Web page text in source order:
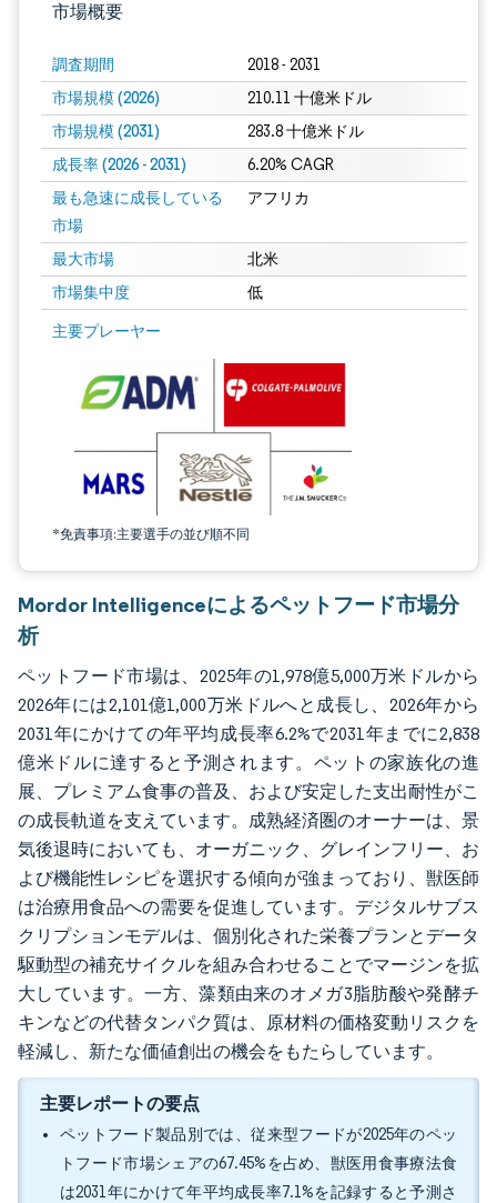
市場概要
調査期間 2018 - 2031
市場規模 (2026) 210.11 十億米ドル
市場規模 (2031) 283.8 十億米ドル
成長率 (2026 - 2031) 6.20% CAGR
最も急速に成長している
市場
アフリカ
最大市場 北米
市場集中度 低
主要プレーヤー
*免責事項:主要選手の並び順不同
画像 © Mordor Intelligence。再利用にはCC BY 4.0の表示が必要です。
Mordor Intelligenceによるペットフード市場分
析
ペットフード市場は、2025年の1,978億5,000万米ドルから
2026年には2,101億1,000万米ドルへと成長し、2026年から
2031年にかけての年平均成長率6.2%で2031年までに2,838
億米ドルに達すると予測されます。ペットの家族化の進
展、プレミアム食事の普及、および安定した支出耐性がこ
の成長軌道を支えています。成熟経済圏のオーナーは、景
気後退時においても、オーガニック、グレインフリー、お
よび機能性レシピを選択する傾向が強まっており、獣医師
は治療用食品への需要を促進しています。デジタルサブス
クリプションモデルは、個別化された栄養プランとデータ
駆動型の補充サイクルを組み合わせることでマージンを拡
大しています。一方、藻類由来のオメガ3脂肪酸や発酵チ
キンなどの代替タンパク質は、原材料の価格変動リスクを
軽減し、新たな価値創出の機会をもたらしています。
主要レポートの要点
ペットフード製品別では、従来型フードが2025年のペッ
トフード市場シェアの67.45%を占め、獣医用食事療法食
は2031年にかけて年平均成長率7.1%を記録すると予測さ